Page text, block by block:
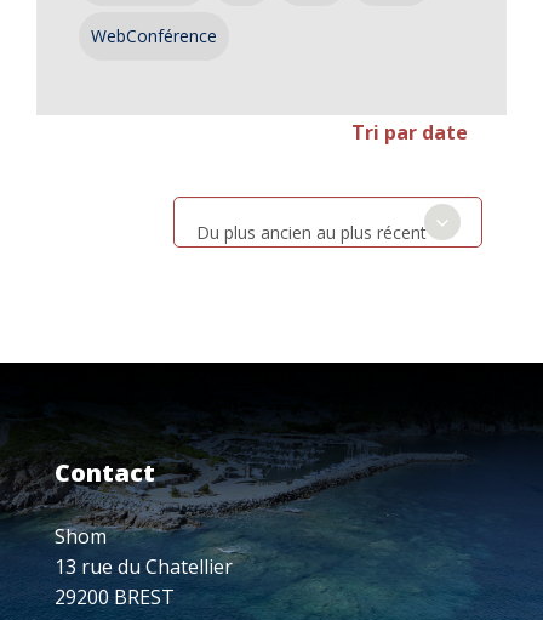
WebConférence
Tri par date
Du plus ancien au plus récent
Contact
Shom
13 rue du Chatellier
29200 BREST